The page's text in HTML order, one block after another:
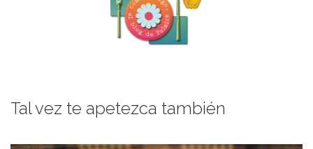
Tal vez te apetezca también